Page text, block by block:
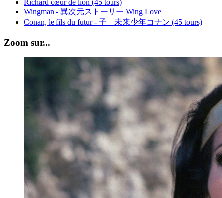
Richard cœur de lion (45 tours)
Wingman - 異次元ストーリー Wing Love
Conan, le fils du futur - 子 – 未来少年コナン (45 tours)
Zoom sur...